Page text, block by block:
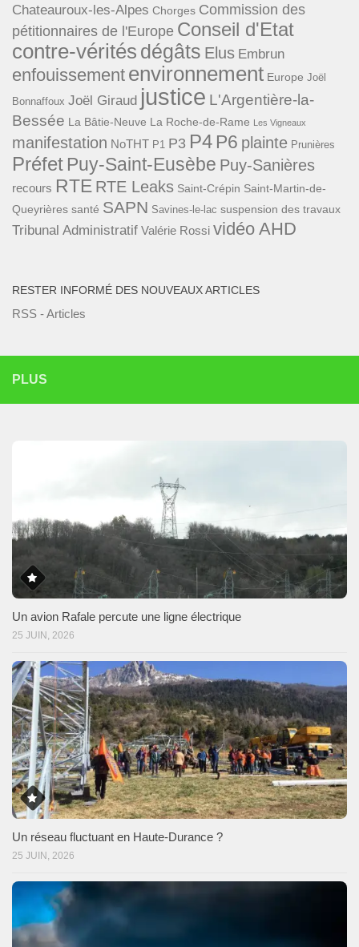
Chateauroux-les-Alpes Chorges Commission des
pétitionnaires de l'Europe Conseil d'Etat
contre-vérités dégâts Elus Embrun
enfouissement environnement Europe Joël
Bonnaffoux Joël Giraud justice L'Argentière-la-
Bessée La Bâtie-Neuve La Roche-de-Rame Les Vigneaux
manifestation NoTHT P1 P3 P4 P6 plainte Prunières
Préfet Puy-Saint-Eusèbe Puy-Sanières
recours RTE RTE Leaks Saint-Crépin Saint-Martin-de-
Queyrières santé SAPN Savines-le-lac suspension des travaux
Tribunal Administratif Valérie Rossi vidéo AHD
RESTER INFORMÉ DES NOUVEAUX ARTICLES
RSS - Articles
PLUS
Un avion Rafale percute une ligne électrique
25 JUIN, 2026
Un réseau fluctuant en Haute-Durance ?
25 JUIN, 2026